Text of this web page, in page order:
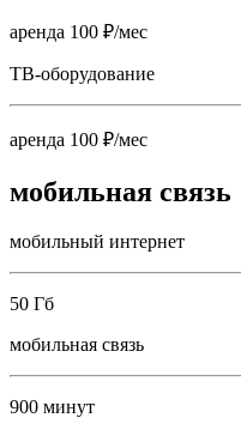
аренда 100 ₽/мес
ТВ-оборудование
аренда 100 ₽/мес
мобильная связь
мобильный интернет
50 Гб
мобильная связь
900 минут